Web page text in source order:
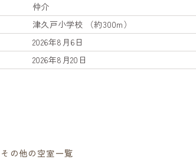
仲介
津久戸小学校 （約300m）
2026年8月6日
2026年8月20日
その他の空室一覧